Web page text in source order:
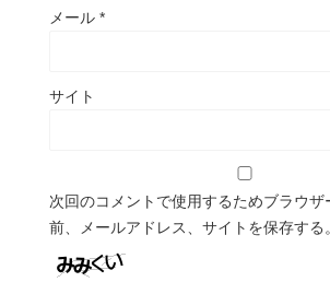
メール *
サイト
次回のコメントで使用するためブラウザ
前、メールアドレス、サイトを保存する。